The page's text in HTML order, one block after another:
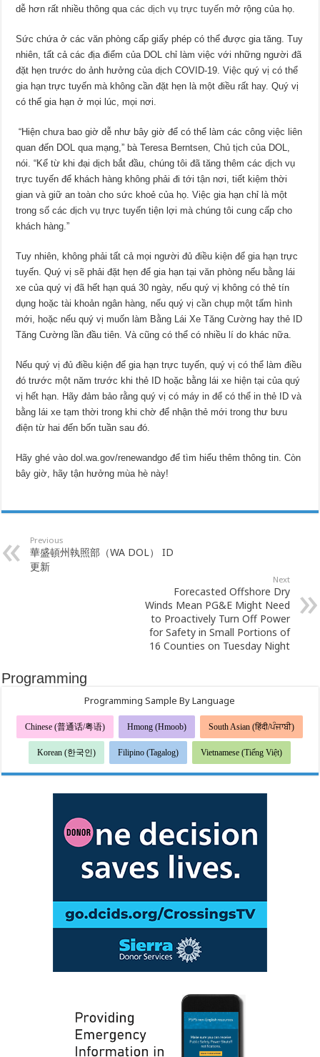
dễ hơn rất nhiều thông quacác dịch vụ trực tuyến mở rộng của họ.
Sức chứa ở các văn phòng cấp giấy phép có thể được gia tăng. Tuy
nhiên, tất cả các địa điểm của DOL chỉ làm việc với những người đã
đặt hẹn trước do ảnh hưởng của dịch COVID-19. Việc quý vị có thể
gia hạn trực tuyến mà không cần đặt hẹn là một điều rất hay. Quý vị
có thể gia hạn ở mọi lúc, mọi nơi.
“Hiện chưa bao giờ dễ như bây giờ để có thể làm các công việc liên
quan đến DOL qua mạng,” bà Teresa Berntsen, Chủ tịch của DOL,
nói. “Kể từ khi đại dịch bắt đầu, chúng tôi đã tăng thêm các dịch vụ
trực tuyến để khách hàng không phải đi tới tận nơi, tiết kiệm thời
gian và giữ an toàn cho sức khoẻ của họ. Việc gia hạn chỉ là một
trong số các dịch vụ trực tuyến tiện lợi mà chúng tôi cung cấp cho
khách hàng.”
Tuy nhiên, không phải tất cả mọi người đủ điều kiện để gia hạn trực
tuyến. Quý vị sẽ phải đặt hẹn để gia hạn tại văn phòng nếu bằng lái
xe của quý vị đã hết hạn quá 30 ngày, nếu quý vị không có thẻ tín
dụng hoặc tài khoản ngân hàng, nếu quý vị cần chụp một tấm hình
mới, hoặc nếu quý vị muốn làm Bằng Lái Xe Tăng Cường hay thẻ ID
Tăng Cường lần đầu tiên. Và cũng có thể có nhiều lí do khác nữa.
Nếu quý vị đủ điều kiện để gia hạn trực tuyến, quý vị có thể làm điều
đó trước một năm trước khi thẻ ID hoặc bằng lái xe hiện tại của quý
vị hết hạn. Hãy đảm bảo rằng quý vị có máy in để có thể in thẻ ID và
bằng lái xe tạm thời trong khi chờ để nhận thẻ mới trong thư bưu
điện từ hai đến bốn tuần sau đó.
Hãy ghé vào dol.wa.gov/renewandgo để tìm hiểu thêm thông tin. Còn
bây giờ, hãy tận hưởng mùa hè này!
Previous
華盛頓州執照部（WA DOL） ID
更新
Next
Forecasted Offshore Dry
Winds Mean PG&E Might Need
to Proactively Turn Off Power
for Safety in Small Portions of
16 Counties on Tuesday Night
Programming
Programming Sample By Language
Chinese (普通话/粤语) Hmong (Hmoob) South Asian (हिंदी/ਪੰਜਾਬੀ)
Korean (한국인) Filipino (Tagalog) Vietnamese (Tiếng Việt)